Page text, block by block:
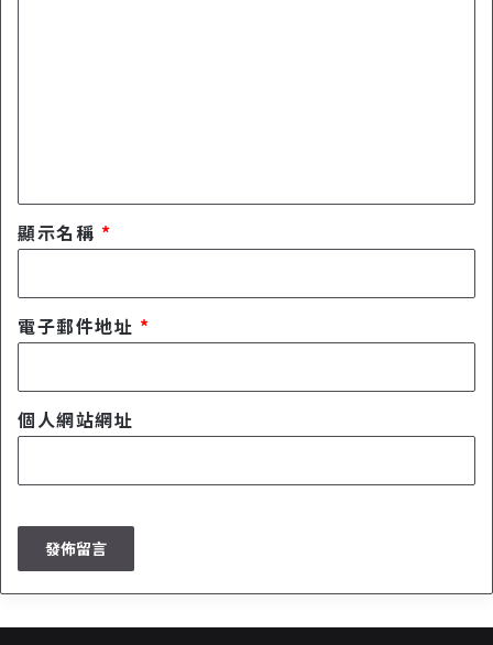
顯示名稱 *
電子郵件地址 *
個人網站網址